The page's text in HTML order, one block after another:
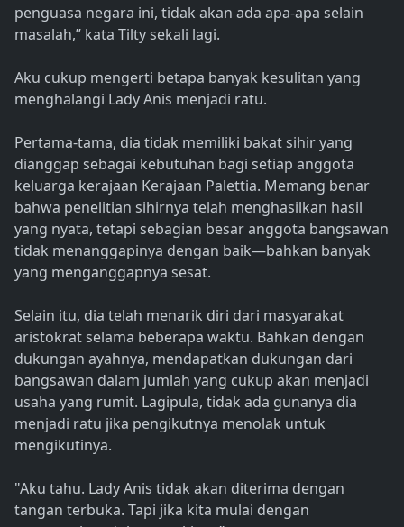
penguasa negara ini, tidak akan ada apa-apa selain
masalah,” kata Tilty sekali lagi.
Aku cukup mengerti betapa banyak kesulitan yang
menghalangi Lady Anis menjadi ratu.
Pertama-tama, dia tidak memiliki bakat sihir yang
dianggap sebagai kebutuhan bagi setiap anggota
keluarga kerajaan Kerajaan Palettia. Memang benar
bahwa penelitian sihirnya telah menghasilkan hasil
yang nyata, tetapi sebagian besar anggota bangsawan
tidak menanggapinya dengan baik—bahkan banyak
yang menganggapnya sesat.
Selain itu, dia telah menarik diri dari masyarakat
aristokrat selama beberapa waktu. Bahkan dengan
dukungan ayahnya, mendapatkan dukungan dari
bangsawan dalam jumlah yang cukup akan menjadi
usaha yang rumit. Lagipula, tidak ada gunanya dia
menjadi ratu jika pengikutnya menolak untuk
mengikutinya.
"Aku tahu. Lady Anis tidak akan diterima dengan
tangan terbuka. Tapi jika kita mulai dengan